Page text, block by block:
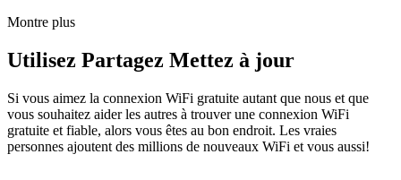
Montre plus
Utilisez Partagez Mettez à jour
Si vous aimez la connexion WiFi gratuite autant que nous et que
vous souhaitez aider les autres à trouver une connexion WiFi
gratuite et fiable, alors vous êtes au bon endroit. Les vraies
personnes ajoutent des millions de nouveaux WiFi et vous aussi!